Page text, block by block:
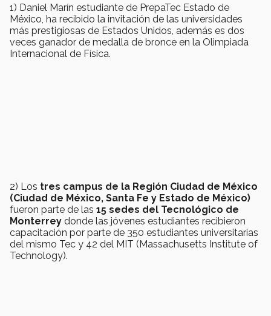
1) Daniel Marín estudiante de PrepaTec Estado de
México, ha recibido la invitación de las universidades
más prestigiosas de Estados Unidos, además es dos
veces ganador de medalla de bronce en la Olimpiada
Internacional de Física.
2) Los tres campus de la Región Ciudad de México
(Ciudad de México, Santa Fe y Estado de México)
fueron parte de las 15 sedes del Tecnológico de
Monterrey donde las jóvenes estudiantes recibieron
capacitación por parte de 350 estudiantes universitarias
del mismo Tec y 42 del MIT (Massachusetts Institute of
Technology).